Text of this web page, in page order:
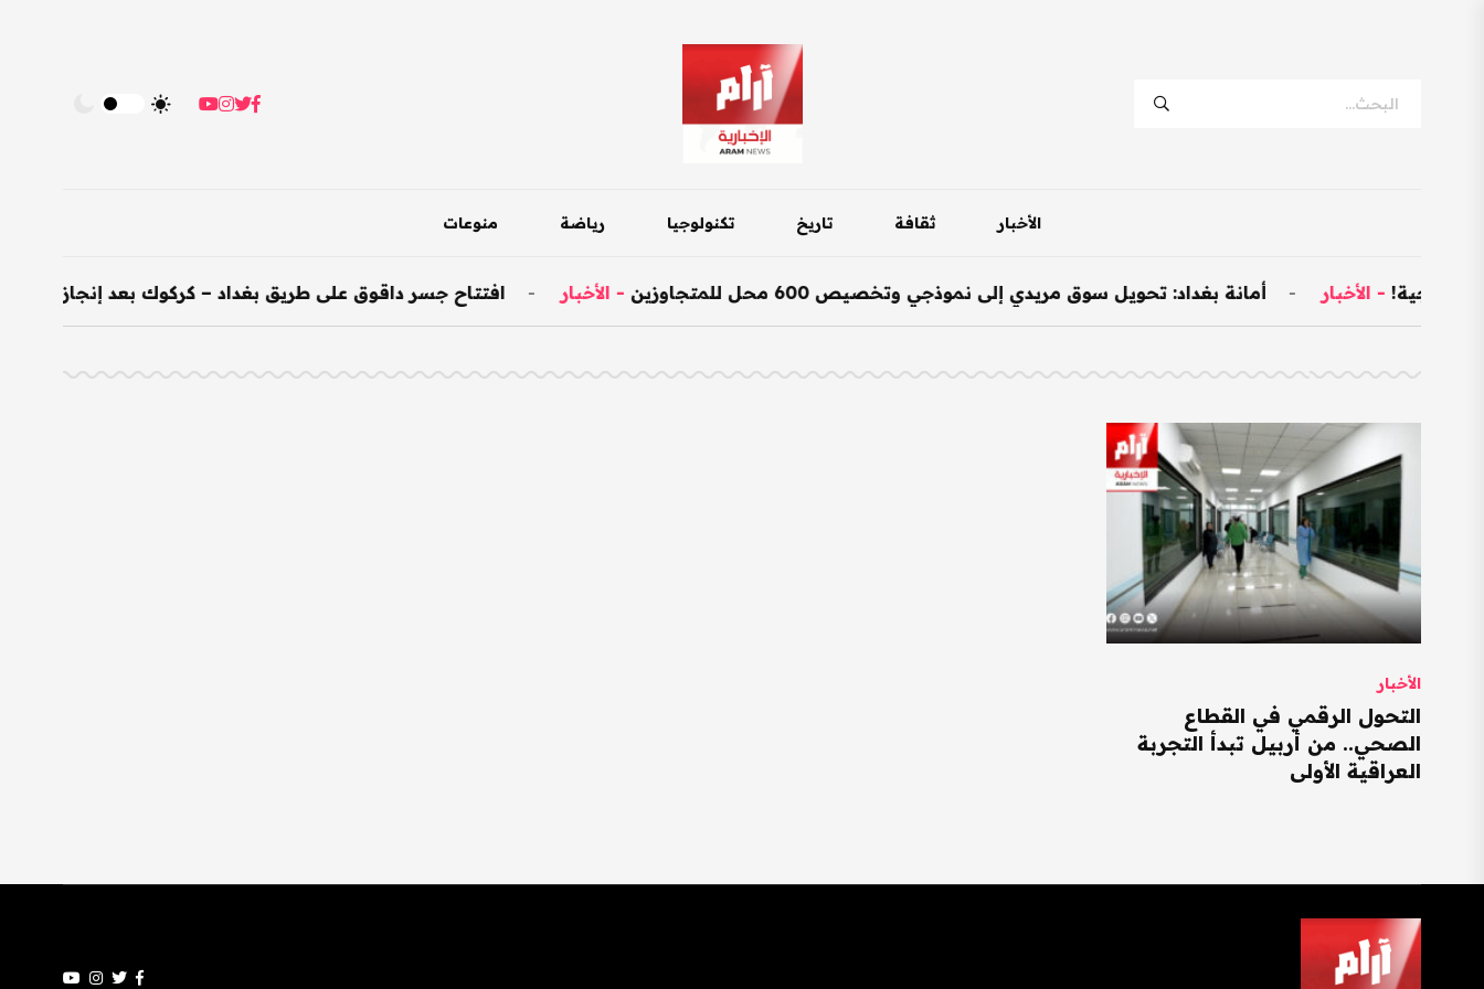
الأخبار ثقافة تاريخ تكنولوجيا رياضة منوعات
افتتاح جسر داقوق على طريق بغداد – كركوك بعد إنجازه خلال 200 يوم أمانة بغداد: تحويل سوق مريدي إلى نموذجي وتخصيص 600 محل للمتجاوزين - الأخبار - الأخبار
الأخبار
التحول الرقمي في القطاع
الصحي.. من أربيل تبدأ التجربة
العراقية الأولى